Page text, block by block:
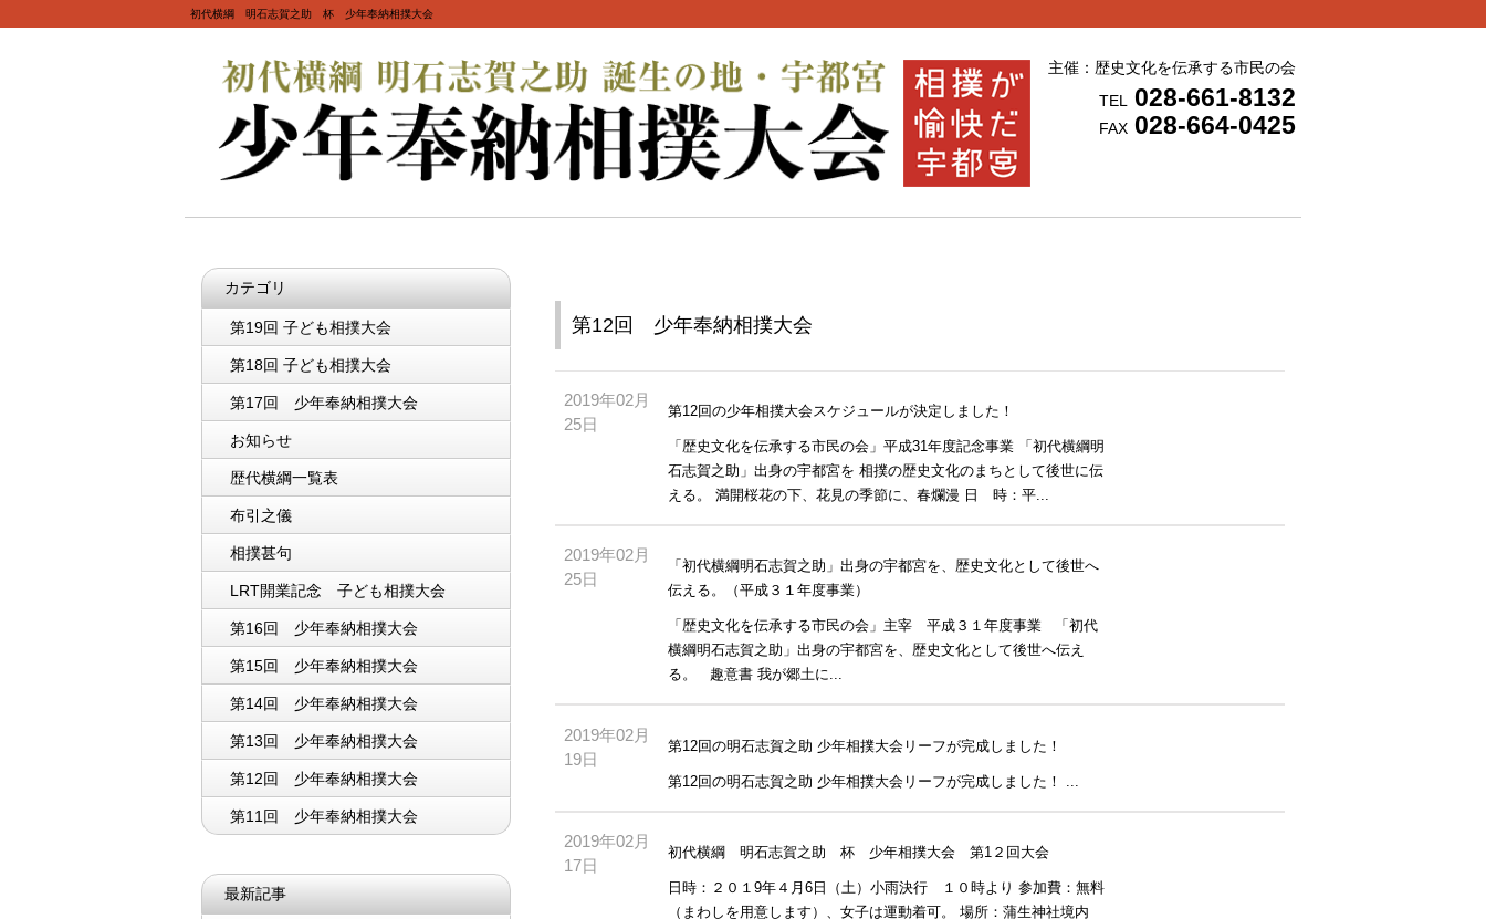
初代横綱 明石志賀之助 杯 少年奉納相撲大会
主催：歴史文化を伝承する市民の会
TEL
028-661-8132
FAX 028-664-0425
第12回 少年奉納相撲大会
2019年02月
25日
第12回の少年相撲大会スケジュールが決定しました！
「歴史文化を伝承する市民の会」平成31年度記念事業 「初代横綱明
石志賀之助」出身の宇都宮を 相撲の歴史文化のまちとして後世に伝
える。 満開桜花の下、花見の季節に、春爛漫 日 時：平...
2019年02月
25日
「初代横綱明石志賀之助」出身の宇都宮を、歴史文化として後世へ
伝える。（平成３１年度事業）
「歴史文化を伝承する市民の会」主宰 平成３１年度事業 「初代
横綱明石志賀之助」出身の宇都宮を、歴史文化として後世へ伝え
る。 趣意書 我が郷土に...
2019年02月
19日
第12回の明石志賀之助 少年相撲大会リーフが完成しました！
第12回の明石志賀之助 少年相撲大会リーフが完成しました！ ...
2019年02月
17日
初代横綱 明石志賀之助 杯 少年相撲大会 第1２回大会
日時：２０１9年４月6日（土）小雨決行 １０時より 参加費：無料
（まわしを用意します）、女子は運動着可。 場所：蒲生神社境内
カテゴリ
第19回 子ども相撲大会
第18回 子ども相撲大会
第17回 少年奉納相撲大会
お知らせ
歴代横綱一覧表
布引之儀
相撲甚句
LRT開業記念 子ども相撲大会
第16回 少年奉納相撲大会
第15回 少年奉納相撲大会
第14回 少年奉納相撲大会
第13回 少年奉納相撲大会
第12回 少年奉納相撲大会
第11回 少年奉納相撲大会
最新記事